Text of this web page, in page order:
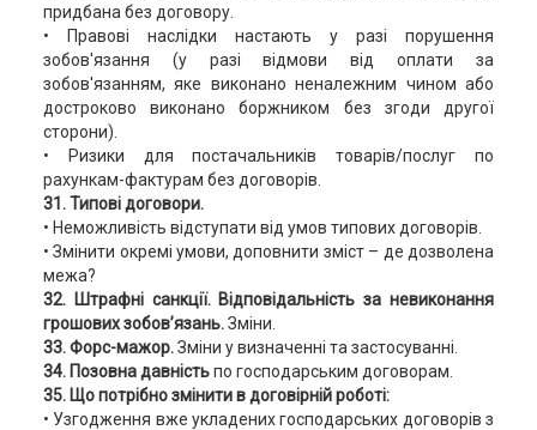
придбана без договору.
• Правові наслідки настають у разі порушення
зобов'язання (у разі відмови від оплати за
зобов'язанням, яке виконано неналежним чином або
достроково виконано боржником без згоди другої
сторони).
• Ризики для постачальників товарів/послуг по
рахункам-фактурам без договорів.
31. Типові договори.
• Неможливість відступати від умов типових договорів.
• Змінити окремі умови, доповнити зміст – де дозволена
межа?
32. Штрафні санкції. Відповідальність за невиконання
грошових зобов’язань.Зміни.
33. Форс-мажор.Зміни у визначенні та застосуванні.
34. Позовна давністьпо господарським договорам.
35. Що потрібно змінити в договірній роботі:
• Узгодження вже укладених господарських договорів з